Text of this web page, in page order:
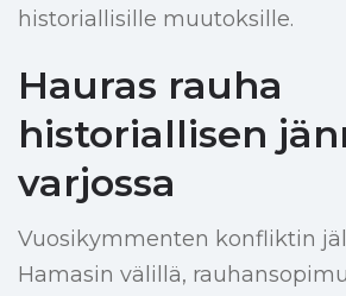
historiallisille muutoksille.
Hauras rauha
historiallisen
varjossa
Vuosikymmenten konfliktin
Hamasin välillä,